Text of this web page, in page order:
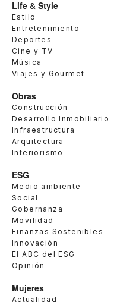
Life & Style
Estilo
Entretenimiento
Deportes
Cine y TV
Música
Viajes y Gourmet
Obras
Construcción
Desarrollo Inmobiliario
Infraestructura
Arquitectura
Interiorismo
ESG
Medio ambiente
Social
Gobernanza
Movilidad
Finanzas Sostenibles
Innovación
El ABC del ESG
Opinión
Mujeres
Actualidad